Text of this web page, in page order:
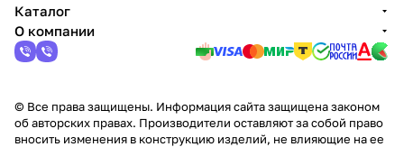
Каталог
О компании
© Все права защищены. Информация сайта защищена законом
об авторских правах. Производители оставляют за собой право
вносить изменения в конструкцию изделий, не влияющие на ее